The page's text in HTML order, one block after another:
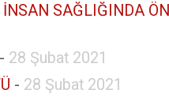
SAĞLIĞINDA
- 28 Şubat 2021
- 28 Şubat 2021